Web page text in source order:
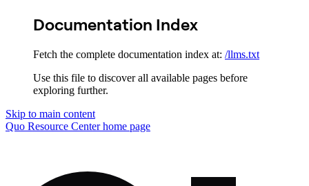
Documentation Index
Fetch the complete documentation index at: /llms.txt
Use this file to discover all available pages before
exploring further.
Skip to main content
Quo Resource Centerhome page